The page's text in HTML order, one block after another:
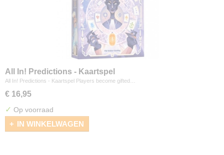
All In! Predictions - Kaartspel
All In! Predictions - Kaartspel Players become gifted…
€ 16,95
✓ Op voorraad
IN WINKELWAGEN